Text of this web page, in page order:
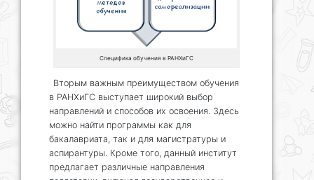
Специфика обучения в РАНХиГС
Вторым важным преимуществом обучения
в РАНХиГС выступает широкий выбор
направлений и способов их освоения. Здесь
можно найти программы как для
бакалавриата, так и для магистратуры и
аспирантуры. Кроме того, данный институт
предлагает различные направления